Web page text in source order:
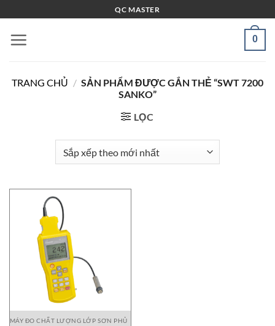
qua
nội
QC MASTER
0
TRANG CHỦ / SẢN PHẨM ĐƯỢC GẮN THẺ “SWT 7200
SANKO”
LỌC
MÁY ĐO CHẤT LƯỢNG LỚP SƠN PHỦ